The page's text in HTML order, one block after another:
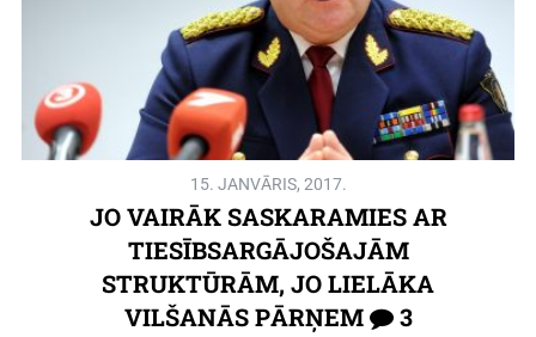
15. JANVĀRIS, 2017.
JO VAIRĀK SASKARAMIES AR
TIESĪBSARGĀJOŠAJĀM
STRUKTŪRĀM, JO LIELĀKA
VILŠANĀS PĀRŅEM
3